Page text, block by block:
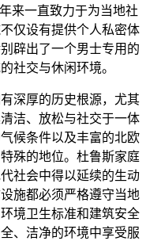
来一直致力于为当地社
仅设有提供个人私密体
辟出了一个男士专用的
社交与休闲环境。
深厚的历史根源，尤其
洁、放松与社交于一体
候条件以及丰富的北欧
殊的地位。杜鲁斯家庭
社会中得以延续的生动
施都必须严格遵守当地
境卫生标准和建筑安全
、洁净的环境中享受服